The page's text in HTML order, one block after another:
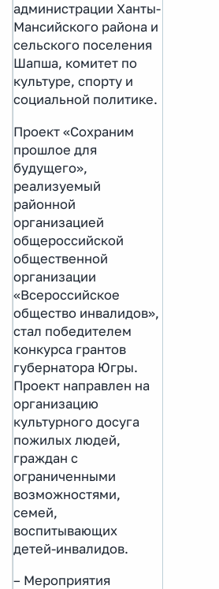
администрации Ханты-
Мансийского района и
сельского поселения
Шапша, комитет по
культуре, спорту и
социальной политике.
Проект «Сохраним
прошлое для
будущего»,
реализуемый
районной
организацией
общероссийской
общественной
организации
«Всероссийское
общество инвалидов»,
стал победителем
конкурса грантов
губернатора Югры.
Проект направлен на
организацию
культурного досуга
пожилых людей,
граждан с
ограниченными
возможностями,
семей,
воспитывающих
детей-инвалидов.
– Мероприятия